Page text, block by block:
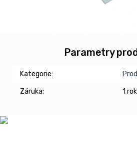
Parametry
Kategorie:
Záruka: 1 rok